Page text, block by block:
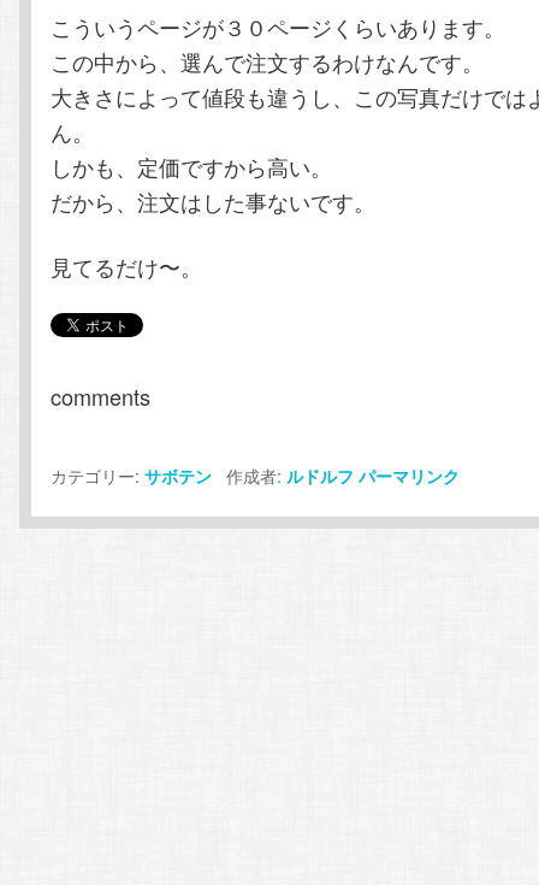
動
こういうページが３０ページくらいあります。
この中から、選んで注文するわけなんです。
大きさによって値段も違うし、この写真だけでは
ん。
しかも、定価ですから高い。
だから、注文はした事ないです。
見てるだけ〜。
comments
カテゴリー:サボテン 作成者: ルドルフ パーマリンク